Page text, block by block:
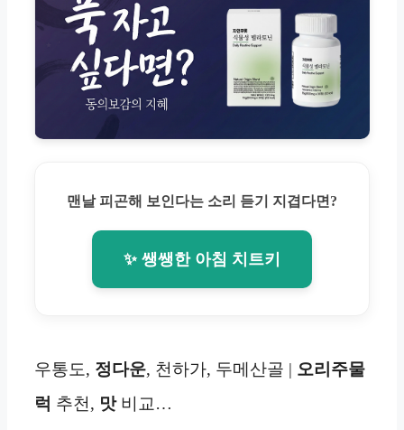
맨날 피곤해 보인다는 소리 듣기 지겹다면?
✨ 쌩쌩한 아침 치트키
우통도, 정다운, 천하가, 두메산골 | 오리주물
럭 추천, 맛비교…